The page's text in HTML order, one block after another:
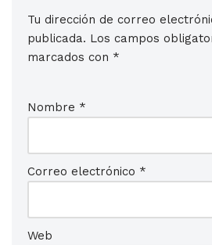
Tu dirección de correo
publicada. Los campos
marcados con *
Nombre *
Correo electrónico *
Web